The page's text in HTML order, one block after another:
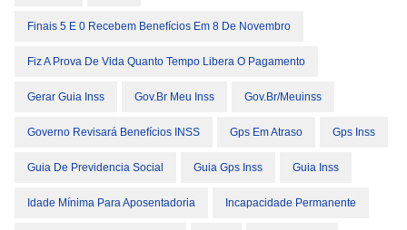
Finais 5 E 0 Recebem Benefícios Em 8 De Novembro
Fiz A Prova De Vida Quanto Tempo Libera O Pagamento
Gerar Guia Inss Gov.br Meu Inss Gov.br/meuinss
Governo Revisará Benefícios INSS Gps Em Atraso Gps Inss
Guia De Previdencia Social Guia Gps Inss Guia Inss
Idade Mínima Para Aposentadoria Incapacidade Permanente